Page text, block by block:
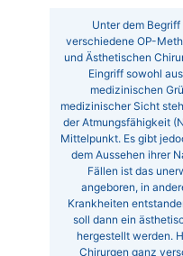
Unter dem
verschiedene OP-
und Ästhetischen
Eingriff sowohl
medizinischen
medizinischer Sicht
der Atmungsfähigkeit
Mittelpunkt. Es gibt
dem Aussehen ihrer
Fällen ist das
angeboren, in
Krankheiten
soll dann ein
hergestellt werden.
Chirurgen ganz